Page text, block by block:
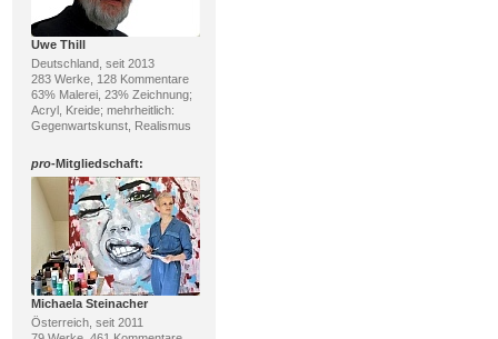
Uwe Thill
Deutschland, seit 2013
283 Werke, 128 Kommentare
63% Malerei, 23% Zeichnung;
Acryl, Kreide; mehrheitlich:
Gegenwartskunst, Realismus
pro-Mitgliedschaft:
Michaela Steinacher
Österreich, seit 2011